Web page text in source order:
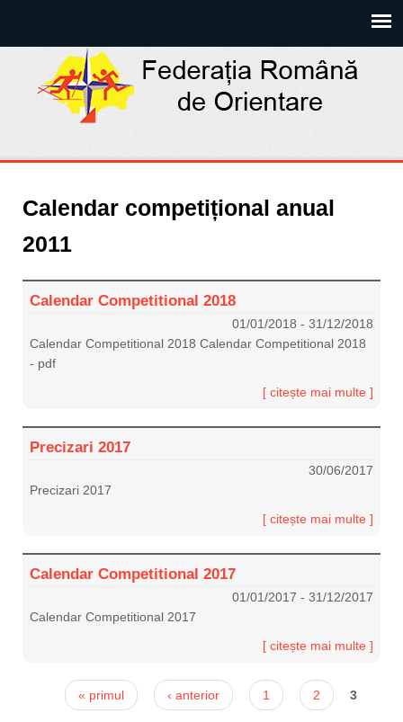
Calendar competițional anual
2011
Calendar Competitional 2018
01/01/2018 - 31/12/2018
Calendar Competitional 2018 Calendar Competitional 2018
- pdf
[ citește mai multe ]
Precizari 2017
30/06/2017
Precizari 2017
[ citește mai multe ]
Calendar Competitional 2017
01/01/2017 - 31/12/2017
Calendar Competitional 2017
[ citește mai multe ]
Pagini « primul ‹ anterior 1 2 3